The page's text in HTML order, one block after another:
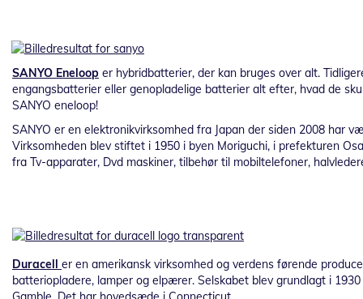
SANYO Eneloop er hybridbatterier, der kan bruges over alt.
engangsbatterier eller genopladelige batterier alt efter, hvad de
SANYO eneloop!
SANYO er en elektronikvirksomhed fra Japan der siden 2008 har
Virksomheden blev stiftet i 1950 i byen Moriguchi, i prefekturen
fra Tv-apparater, Dvd maskiner, tilbehør til mobiltelefoner,
Duracell er en amerikansk virksomhed og verdens førende
batteriopladere, lamper og elpærer. Selskabet blev grundlagt i